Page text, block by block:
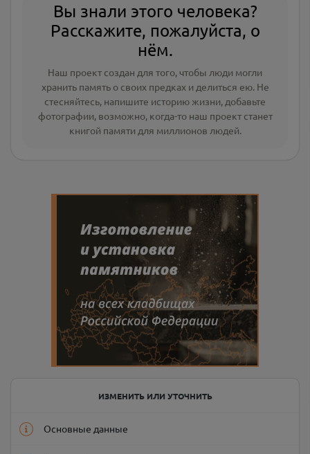
Вы знали этого человека?
Расскажите, пожалуйста, о
нём.
Наш проект создан для того, чтобы люди могли
хранить память о своих предках и делиться ею. Не
стесняйтесь, напишите историю жизни, добавьте
фотографии, возможно, когда-то наш проект станет
книгой памяти для миллионов людей.
ИЗМЕНИТЬ ИЛИ УТОЧНИТЬ
Основные данные